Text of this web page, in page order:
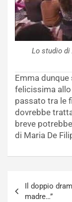
Lo studio di
Emma
felicissima
passato tra le
dovrebbe
breve
di Maria De
articoli
Il doppio
madre…”